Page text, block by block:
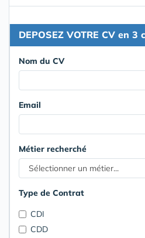
DEPOSEZ VOTRE CV en 3
Nom du CV
Email
Métier recherché
Type de Contrat
CDI
CDD